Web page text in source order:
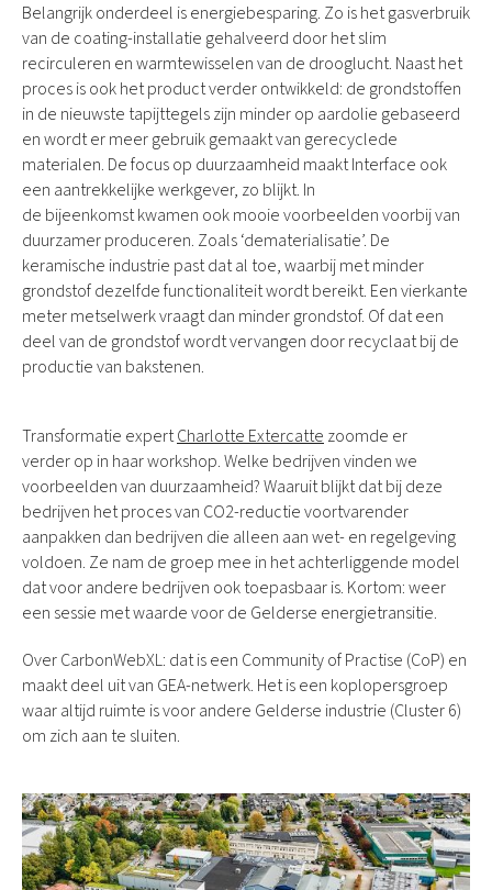
Belangrijk onderdeel is energiebesparing. Zo is het gasverbruik
van de coating-installatie gehalveerd door het slim
recirculeren en warmtewisselen van de drooglucht. Naast het
proces is ook het product verder ontwikkeld: de grondstoffen
in de nieuwste tapijttegels zijn minder op aardolie gebaseerd
en wordt er meer gebruik gemaakt van gerecyclede
materialen. De focus op duurzaamheid maakt Interface ook
een aantrekkelijke werkgever, zo blijkt. In
de bijeenkomst kwamen ook mooie voorbeelden voorbij van
duurzamer produceren. Zoals ‘dematerialisatie’. De
keramische industrie past dat al toe, waarbij met minder
grondstof dezelfde functionaliteit wordt bereikt. Een vierkante
meter metselwerk vraagt dan minder grondstof. Of dat een
deel van de grondstof wordt vervangen door recyclaat bij de
productie van bakstenen.
Transformatie expertCharlotte Extercattezoomde er
verder op in haar workshop. Welke bedrijven vinden we
voorbeelden van duurzaamheid? Waaruit blijkt dat bij deze
bedrijven het proces van CO2-reductie voortvarender
aanpakken dan bedrijven die alleen aan wet- en regelgeving
voldoen. Ze nam de groep mee in het achterliggende model
dat voor andere bedrijven ook toepasbaar is. Kortom: weer
een sessie met waarde voor de Gelderse energietransitie.
Over CarbonWebXL: dat is een Community of Practise (CoP) en
maakt deel uit van GEA-netwerk. Het is een koplopersgroep
waar altijd ruimte is voor andere Gelderse industrie (Cluster 6)
om zich aan te sluiten.